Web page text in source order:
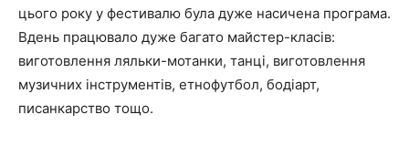
цього року у фестивалю була дуже насичена програма.
Вдень працювало дуже багато майстер-класів:
виготовлення ляльки-мотанки, танці, виготовлення
музичних інструментів, етнофутбол, бодіарт,
писанкарство тощо.